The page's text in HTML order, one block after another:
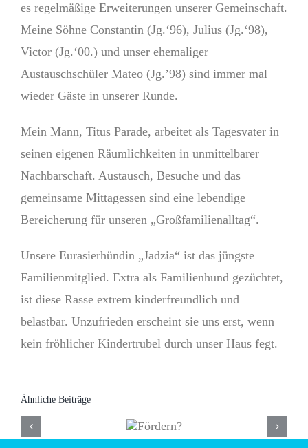
es regelmäßige Erweiterungen unserer Gemeinschaft.
Meine Söhne Constantin (Jg.‘96), Julius (Jg.‘98),
Victor (Jg.‘00.) und unser ehemaliger
Austauschschüler Mateo (Jg.’98) sind immer mal
wieder Gäste in unserer Runde.
Mein Mann, Titus Parade, arbeitet als Tagesvater in
seinen eigenen Räumlichkeiten in unmittelbarer
Nachbarschaft. Austausch, Besuche und das
gemeinsame Mittagessen sind eine lebendige
Bereicherung für unseren „Großfamilienalltag“.
Unsere Eurasierhündin „Jadzia“ ist das jüngste
Familienmitglied. Extra als Familienhund gezüchtet,
ist diese Rasse extrem kinderfreundlich und
belastbar. Unzufrieden erscheint sie uns erst, wenn
kein fröhlicher Kindertrubel durch unser Haus fegt.
Ähnliche Beiträge